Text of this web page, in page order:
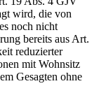
wird, die von
noch nicht
bereits aus Art.
reduzierter
mit Wohnsitz
Gesagten ohne